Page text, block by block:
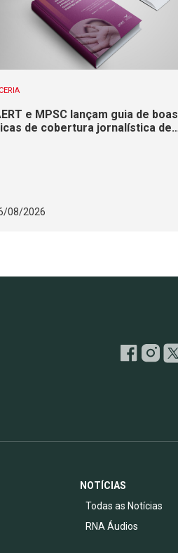
e MPSC lançam guia de boas
de cobertura jornalística de
08/2026
NOTÍCIAS
Todas as Notícias
RNA Áudios